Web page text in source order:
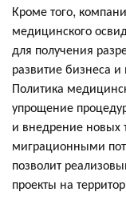
Кроме того,
медицинского
для получения
развитие бизнеса
Политика
упрощение
и внедрение новых
миграционными
позволит
проекты на